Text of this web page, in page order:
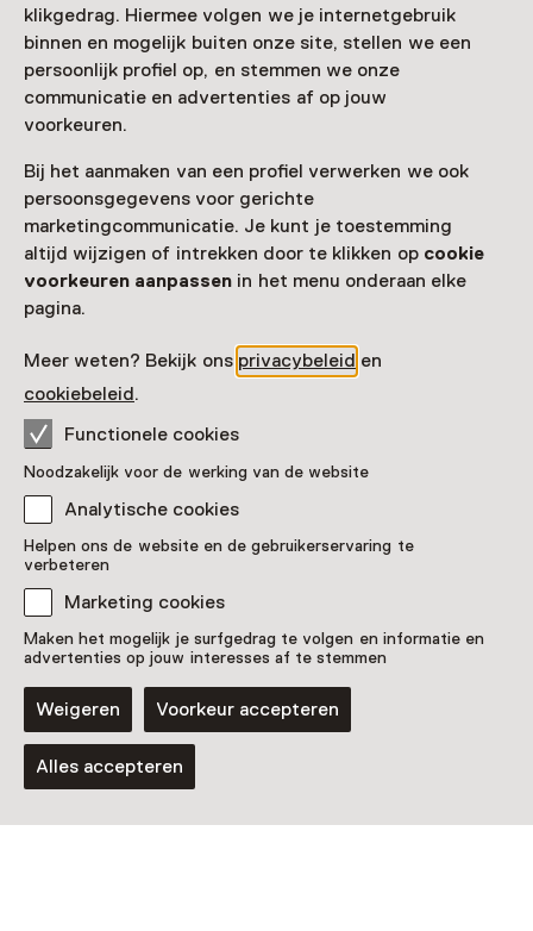
klikgedrag. Hiermee volgen we je internetgebruik
binnen en mogelijk buiten onze site, stellen we een
persoonlijk profiel op, en stemmen we onze
communicatie en advertenties af op jouw
voorkeuren.
Bij het aanmaken van een profiel verwerken we ook
persoonsgegevens voor gerichte
marketingcommunicatie. Je kunt je toestemming
altijd wijzigen of intrekken door te klikken op cookie
voorkeuren aanpassen in het menu onderaan elke
pagina.
Meer weten? Bekijk ons privacybeleid en
cookiebeleid.
Functionele cookies
Noodzakelijk voor de werking van de website
Analytische cookies
Helpen ons de website en de gebruikerservaring te
verbeteren
Marketing cookies
Maken het mogelijk je surfgedrag te volgen en informatie en
advertenties op jouw interesses af te stemmen
Weigeren Voorkeur accepteren
Alles accepteren
Vaste collectie
Airborne Experience
Audiotour
Op pad met soldaat Tommy Atkins
Voor 5 t/m 12 jaar